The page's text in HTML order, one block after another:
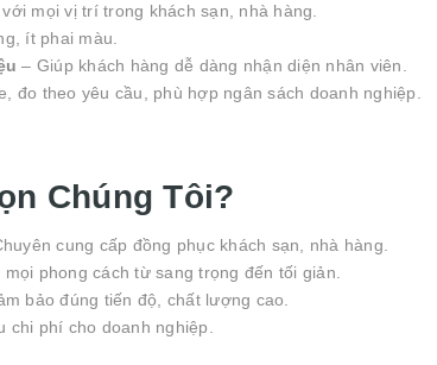
mọi vị trí trong khách sạn, nhà hàng.
ít phai màu.
– Giúp khách hàng dễ dàng nhận diện nhân viên.
đo theo yêu cầu, phù hợp ngân sách doanh nghiệp.
Chúng Tôi?
cung cấp đồng phục khách sạn, nhà hàng.
phong cách từ sang trọng đến tối giản.
bảo đúng tiến độ, chất lượng cao.
chi phí cho doanh nghiệp.